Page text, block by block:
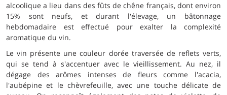
alcoolique a lieu dans des fûts de chêne français, dont environ
15% sont neufs, et durant l'élevage, un bâtonnage
hebdomadaire est effectué pour exalter la complexité
aromatique du vin.
Le vin présente une couleur dorée traversée de reflets verts,
qui se tend à s'accentuer avec le vieillissement. Au nez, il
dégage des arômes intenses de fleurs comme l'acacia,
l'aubépine et le chèvrefeuille, avec une touche délicate de